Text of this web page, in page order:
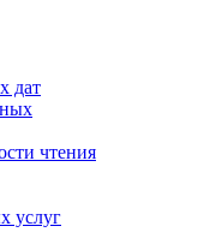
дат
чтения
услуг